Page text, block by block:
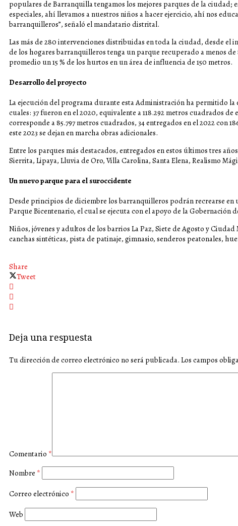
populares de Barranquilla tengamos los mejores parques de la ciudad;
especiales, ahí llevamos a nuestros niños a hacer ejercicio, ahí nos
barranquilleros”, señaló el mandatario distrital.
Las más de 280 intervenciones distribuidas en toda la ciudad, desde el
de los hogares barranquilleros tenga un parque recuperado a menos
promedio un 15 % de los hurtos en un área de influencia de 150 metros.
Desarrollo del proyecto
La ejecución del programa durante esta Administración ha permitido la
cuales: 37 fueron en el 2020, equivalente a 118.292 metros cuadrados
corresponde a 85.797 metros cuadrados, 34 entregados en el 2022 con
este 2023 se dejan en marcha obras adicionales.
Entre los parques más destacados, entregados en estos últimos tres
Sierrita, Lipaya, Lluvia de Oro, Villa Carolina, Santa Elena, Realismo
Un nuevo parque para el suroccidente
Desde principios de diciembre los barranquilleros podrán recrearse en
Parque Bicentenario, el cual se ejecuta con el apoyo de la Gobernación
Niños, jóvenes y adultos de los barrios La Paz, Siete de Agosto y
canchas sintéticas, pista de patinaje, gimnasio, senderos peatonales,
Share
Tweet
Deja una respuesta
Tu dirección de correo electrónico no será publicada. Los campos
Comentario *
Nombre *
Correo electrónico *
Web